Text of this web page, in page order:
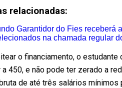
relacionadas:
Garantidor do Fies receberá
na chamada regular
o financiamento, o
a 450, e não pode ter zerado a
de até três salários mínimos